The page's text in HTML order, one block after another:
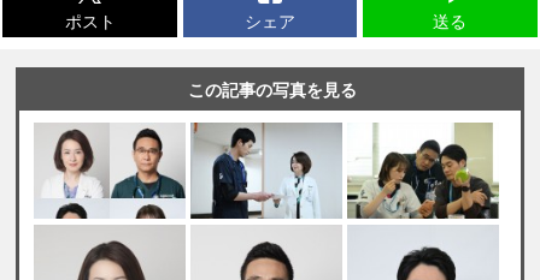
ポスト シェア 送る
この記事の写真を見る